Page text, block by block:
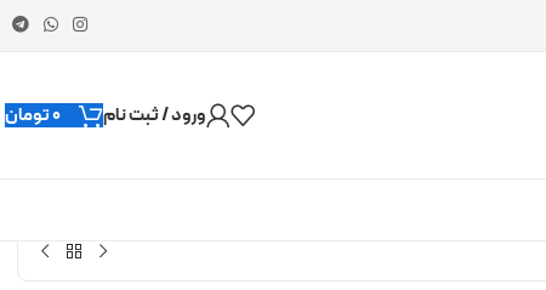
ورود / ثبت نام 0تومان